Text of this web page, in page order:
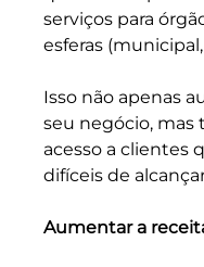
serviços para
esferas
Isso não apenas
seu negócio,
acesso a clientes
difíceis de
Aumentar a